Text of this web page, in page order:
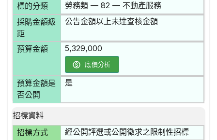
標的分類 勞務類 — 82 — 不動產服務
採購金額級
距
公告金額以上未達查核金額
預算金額 5,329,000
底價分析
預算金額是
否公開
是
招標資料
招標方式
經公開評選或公開徵求之限制性招標